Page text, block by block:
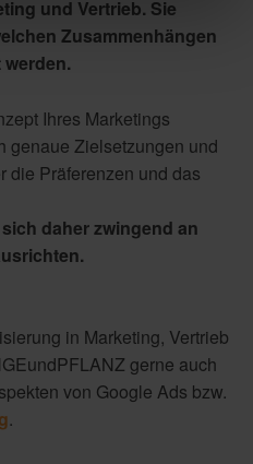
und Vertrieb. Sie
Zusammenhängen
Ihres Marketings
genaue Zielsetzungen und
die Präferenzen und das
daher zwingend an
in Marketing, Vertrieb
gerne auch
von Google Ads bzw.
.